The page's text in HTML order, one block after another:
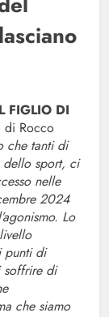
FIGLIO DI
di Rocco
che tanti di
dello sport, ci
nelle
2024
Lo
punti di
soffrire di
che siamo